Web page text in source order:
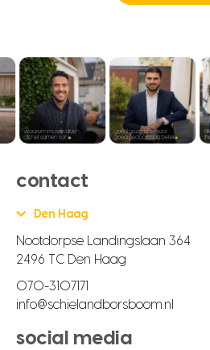
contact
Den Haag
Nootdorpse Landingslaan 364
2496 TC Den Haag
070-3107171
info@schielandborsboom.nl
social media